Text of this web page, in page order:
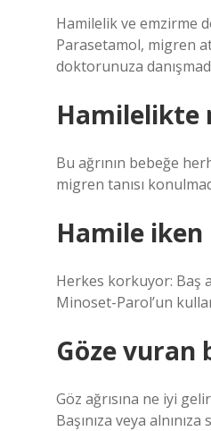
Hamilelik ve emzirme
Parasetamol, migren
doktorunuza
Hamilelikte
Bu ağrının bebeğe
migren tanısı
Hamile
Herkes korkuyor: Baş
Minoset-Parol’un
Göze vuran
Göz ağrısına ne iyi
Başınıza veya